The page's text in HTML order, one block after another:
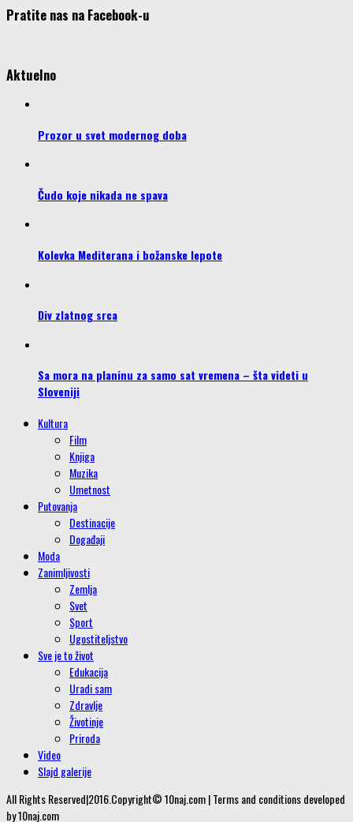
Pratite nas na Facebook-u
Aktuelno
Prozor u svet modernog doba
Čudo koje nikada ne spava
Kolevka Mediterana i božanske lepote
Div zlatnog srca
Sa mora na planinu za samo sat vremena – šta videti u
Sloveniji
Kultura
Film
Knjiga
Muzika
Umetnost
Putovanja
Destinacije
Događaji
Moda
Zanimljivosti
Zemlja
Svet
Sport
Ugostiteljstvo
Sve je to život
Edukacija
Uradi sam
Zdravlje
Životinje
Priroda
Video
Slajd galerije
All Rights Reserved|2016.Copyright© 10naj.com | Terms and conditions developed
by 10naj.com